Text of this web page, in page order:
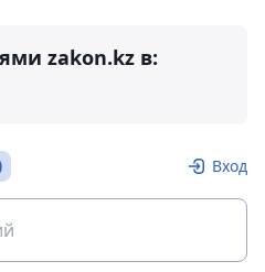
zakon.kz в:
Вход